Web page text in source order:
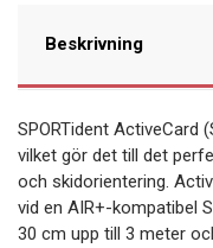
Beskrivning
SPORTident ActiveCard
vilket gör det till det
och skidorientering.
vid en AIR+-kompatibel
30 cm upp till 3 meter